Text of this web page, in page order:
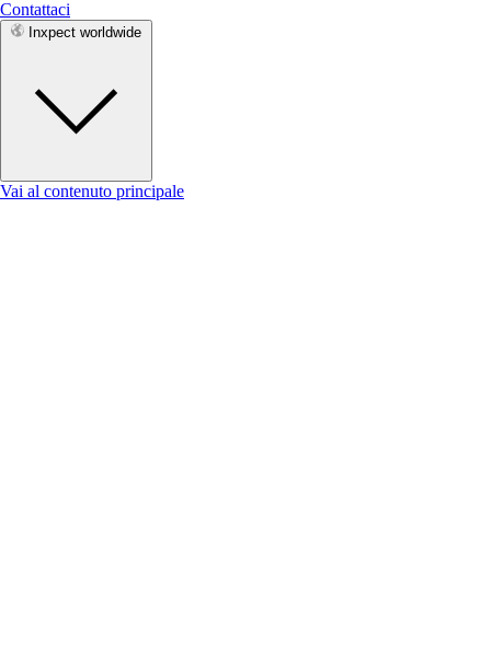
Contattaci
Inxpect worldwide
Vai al contenuto principale